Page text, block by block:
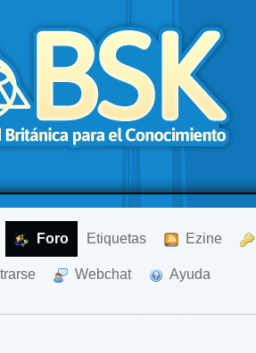
Foro Etiquetas Ezine
Webchat Ayuda